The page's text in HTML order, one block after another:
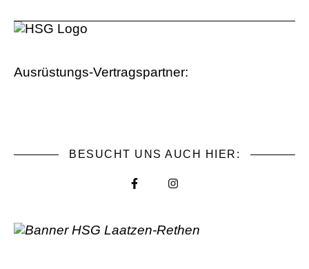
Ausrüstungs-Vertragspartner:
BESUCHT UNS AUCH HIER: